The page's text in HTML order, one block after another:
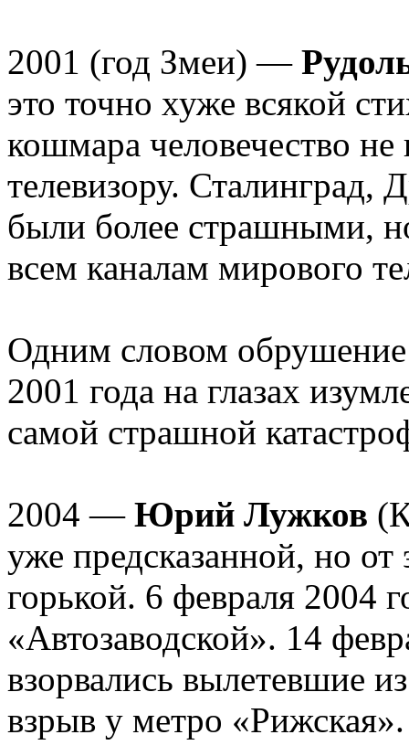
2001 (год Змеи) —
это точно хуже всякой
кошмара человечество
телевизору. Сталинград,
были более страшными,
всем каналам мирового
Одним словом обрушение
2001 года на глазах
самой страшной
2004 — Юрий Лужков
уже предсказанной, но от
горькой. 6 февраля 2004
«Автозаводской». 14
взорвались вылетевшие
взрыв у метро «Рижская».